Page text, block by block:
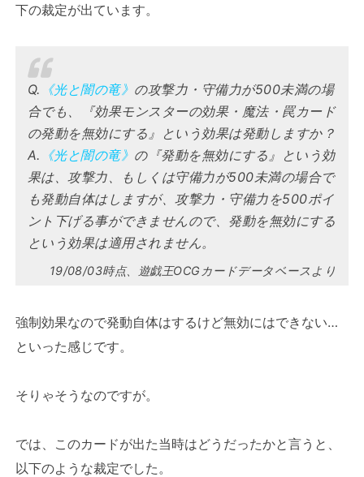
下の裁定が出ています。
Q. 《光と闇の竜》 の攻撃力・守備力が500未満の場
合でも、『効果モンスターの効果・魔法・罠カード
の発動を無効にする』という効果は発動しますか？
A. 《光と闇の竜》 の『発動を無効にする』という効
果は、攻撃力、もしくは守備力が500未満の場合で
も発動自体はしますが、攻撃力・守備力を500ポイ
ント下げる事ができませんので、発動を無効にする
という効果は適用されません。
19/08/03時点、遊戯王OCGカードデータベースより
強制効果なので発動自体はするけど無効にはできない…
といった感じです。
そりゃそうなのですが。
では、このカードが出た当時はどうだったかと言うと、
以下のような裁定でした。